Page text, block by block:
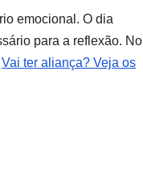
emocional. O dia
para a reflexão. No
Vai ter aliança? Veja os